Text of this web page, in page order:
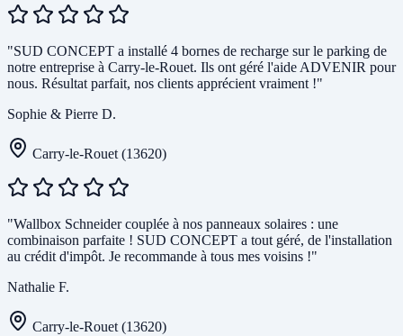
"SUD CONCEPT a installé 4 bornes de recharge sur le parking de
notre entreprise à Carry-le-Rouet. Ils ont géré l'aide ADVENIR pour
nous. Résultat parfait, nos clients apprécient vraiment !"
Sophie & Pierre D.
Carry-le-Rouet (13620)
"Wallbox Schneider couplée à nos panneaux solaires : une
combinaison parfaite ! SUD CONCEPT a tout géré, de l'installation
au crédit d'impôt. Je recommande à tous mes voisins !"
Nathalie F.
Carry-le-Rouet (13620)